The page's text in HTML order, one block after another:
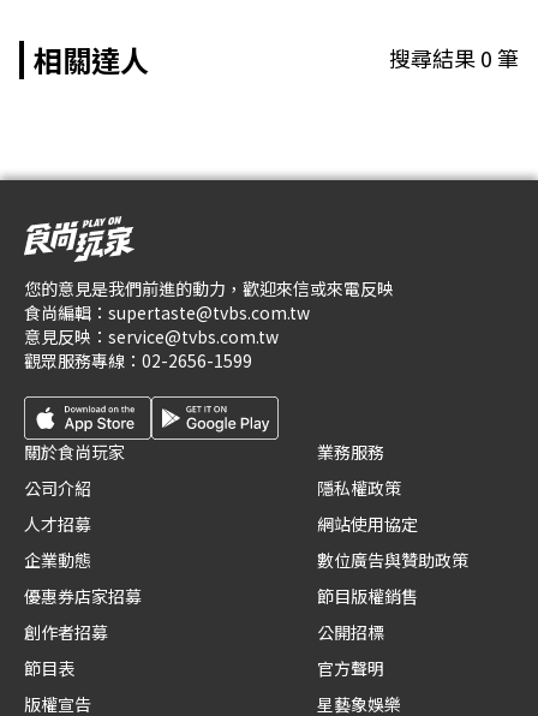
相關達人 搜尋結果0筆
您的意見是我們前進的動力，歡迎來信或來電反映
食尚編輯： supertaste@tvbs.com.tw
意見反映： service@tvbs.com.tw
觀眾服務專線： 02-2656-1599
關於食尚玩家
公司介紹
人才招募
企業動態
優惠券店家招募
創作者招募
節目表
版權宣告
業務服務
隱私權政策
網站使用協定
數位廣告與贊助政策
節目版權銷售
公開招標
官方聲明
星藝象娛樂